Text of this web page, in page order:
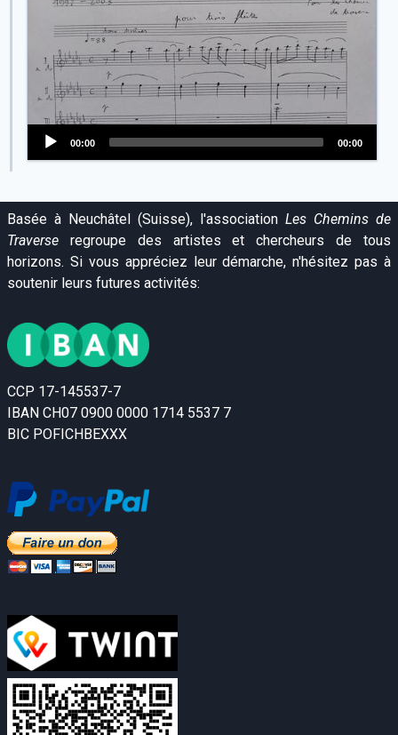
00:00 00:00
Basée à Neuchâtel (Suisse), l'association Les Chemins de
Traverse regroupe des artistes et chercheurs de tous
horizons. Si vous appréciez leur démarche, n'hésitez pas à
soutenir leurs futures activités:
CCP 17-145537-7
IBAN CH07 0900 0000 1714 5537 7
BIC POFICHBEXXX